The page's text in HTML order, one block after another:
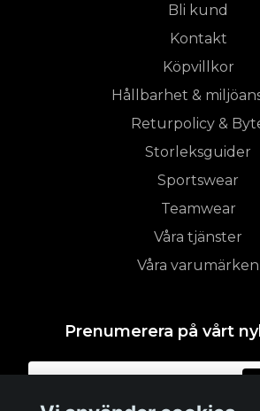
Bli kund
Kontakt
Köpvillkor
Hållbarhet &
Returpolicy &
Storleksguider
Sportswear
Teamwear
Våra tjänster
Våra varumärken
Prenumerera på vårt